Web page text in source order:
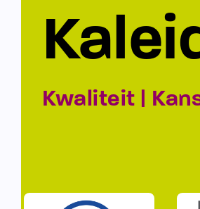
Kwaliteit |